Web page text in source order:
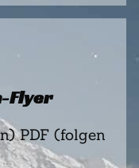
Flyer
PDF (folgen